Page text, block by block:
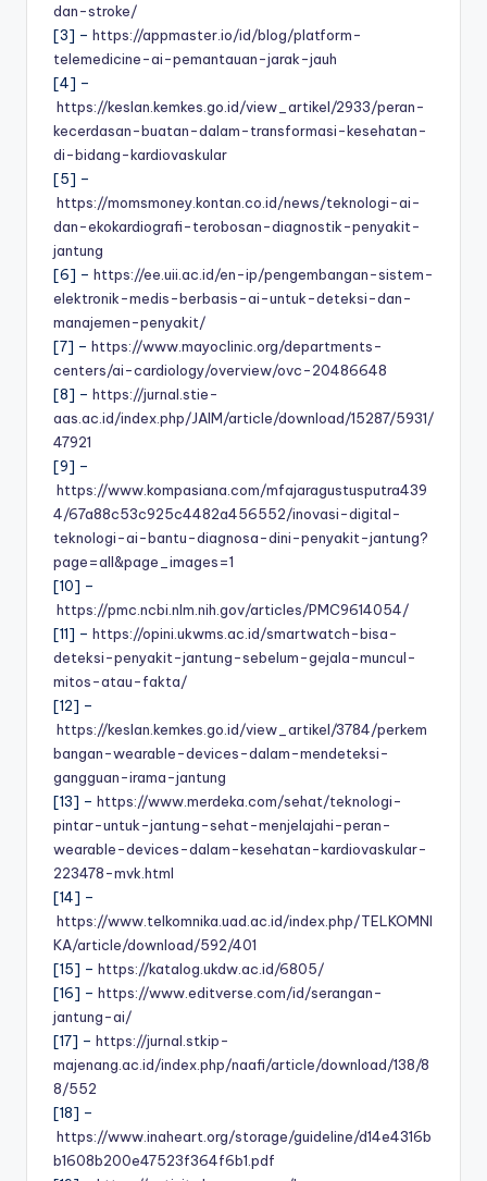
dan-stroke/
[3] – https://appmaster.io/id/blog/platform-
telemedicine-ai-pemantauan-jarak-jauh
[4] –
https://keslan.kemkes.go.id/view_artikel/2933/peran-
kecerdasan-buatan-dalam-transformasi-kesehatan-
di-bidang-kardiovaskular
[5] –
https://momsmoney.kontan.co.id/news/teknologi-ai-
dan-ekokardiografi-terobosan-diagnostik-penyakit-
jantung
[6] – https://ee.uii.ac.id/en-ip/pengembangan-sistem-
elektronik-medis-berbasis-ai-untuk-deteksi-dan-
manajemen-penyakit/
[7] – https://www.mayoclinic.org/departments-
centers/ai-cardiology/overview/ovc-20486648
[8] – https://jurnal.stie-
aas.ac.id/index.php/JAIM/article/download/15287/5931/
47921
[9] –
https://www.kompasiana.com/mfajaragustusputra439
4/67a88c53c925c4482a456552/inovasi-digital-
teknologi-ai-bantu-diagnosa-dini-penyakit-jantung?
page=all&page_images=1
[10] –
https://pmc.ncbi.nlm.nih.gov/articles/PMC9614054/
[11] – https://opini.ukwms.ac.id/smartwatch-bisa-
deteksi-penyakit-jantung-sebelum-gejala-muncul-
mitos-atau-fakta/
[12] –
https://keslan.kemkes.go.id/view_artikel/3784/perkem
bangan-wearable-devices-dalam-mendeteksi-
gangguan-irama-jantung
[13] – https://www.merdeka.com/sehat/teknologi-
pintar-untuk-jantung-sehat-menjelajahi-peran-
wearable-devices-dalam-kesehatan-kardiovaskular-
223478-mvk.html
[14] –
https://www.telkomnika.uad.ac.id/index.php/TELKOMNI
KA/article/download/592/401
[15] – https://katalog.ukdw.ac.id/6805/
[16] – https://www.editverse.com/id/serangan-
jantung-ai/
[17] – https://jurnal.stkip-
majenang.ac.id/index.php/naafi/article/download/138/8
8/552
[18] –
https://www.inaheart.org/storage/guideline/d14e4316b
b1608b200e47523f364f6b1.pdf